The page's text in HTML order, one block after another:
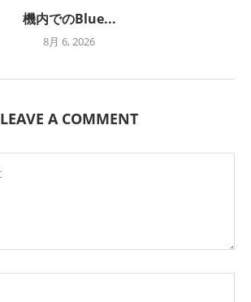
機内でのBlue...
8月 6, 2026
LEAVE A COMMENT